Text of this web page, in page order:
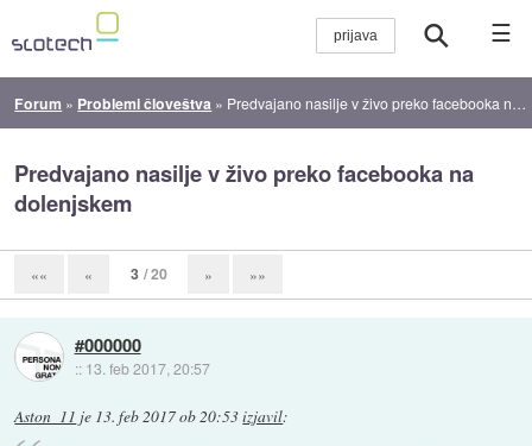
☰
Forum » Problemi človeštva » Predvajano nasilje v živo preko facebooka na dolenjskem
Predvajano nasilje v živo preko facebooka na
dolenjskem
«« « 3 / 20 » »»
#000000
:: 13. feb 2017, 20:57
Aston_11 je 13. feb 2017 ob 20:53izjavil: